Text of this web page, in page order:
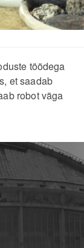
töödega
et saadab
robot väga